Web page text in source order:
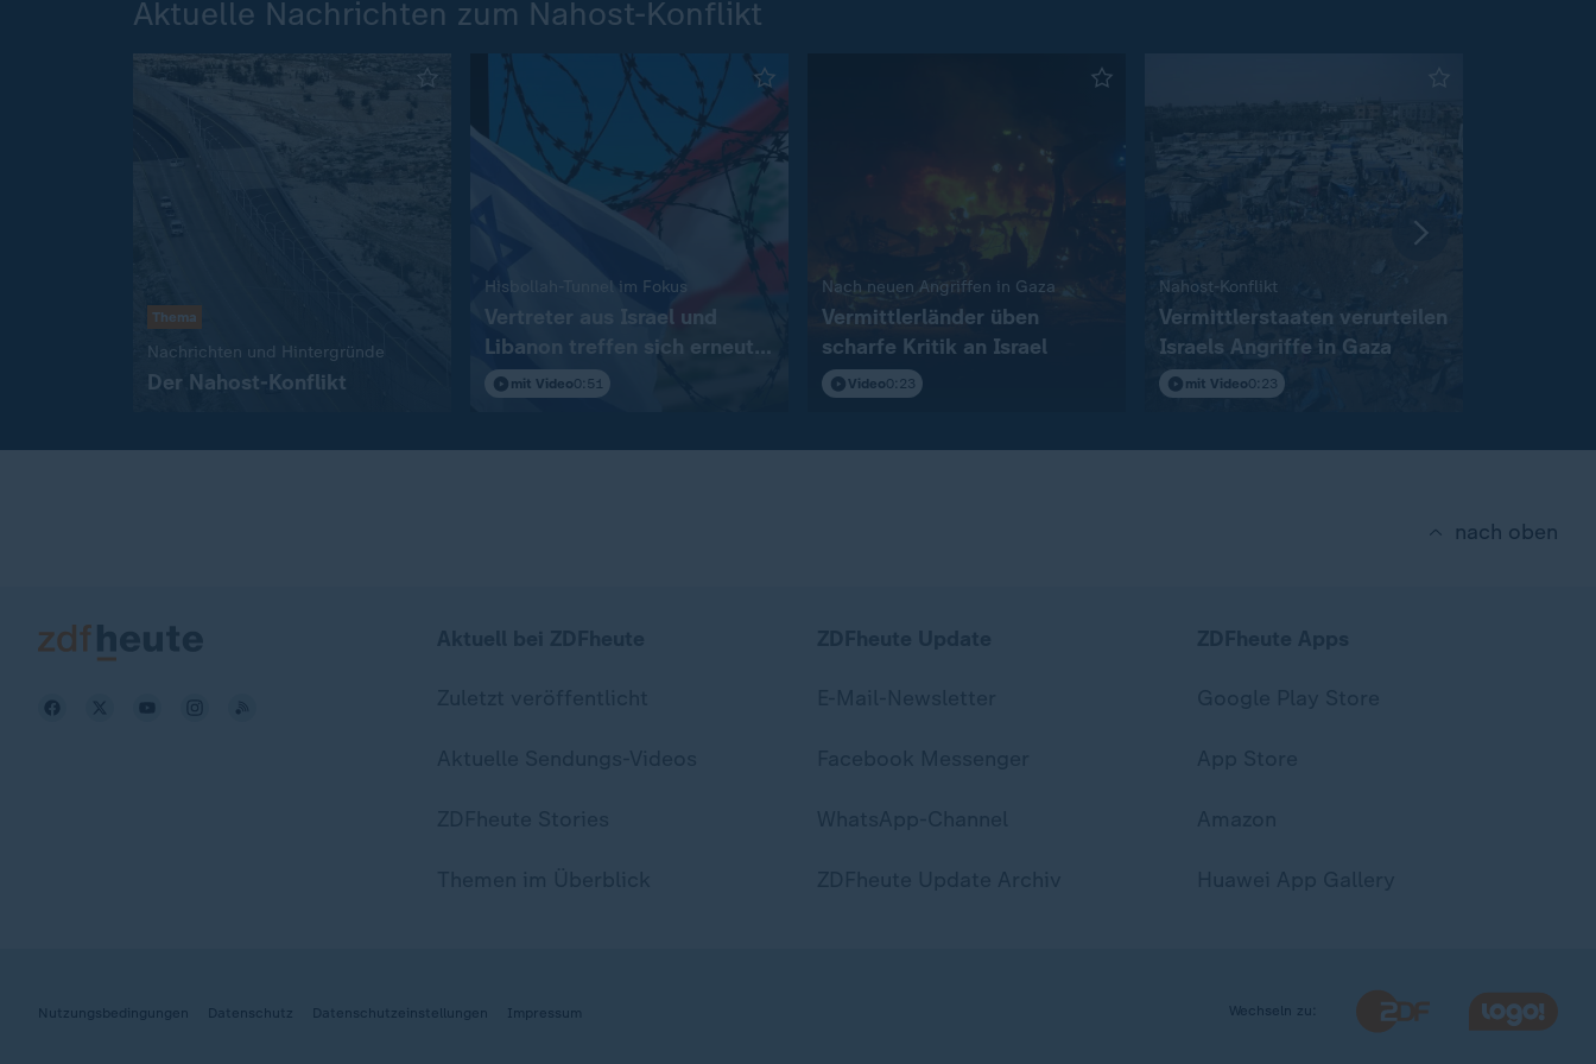
Aktuelle Nachrichten zum Nahost-Konflikt
Thema
Nachrichten und Hintergründe
Der Nahost-Konflikt
Hisbollah-Tunnel im Fokus
Vertreter aus Israel und
Libanon treffen sich erneut
in Rom
mit Video0:51
Nach neuen Angriffen in Gaza
Vermittlerländer üben
scharfe Kritik an Israel
Video0:23
Nahost-Konflikt
Vermittlerstaaten verurteilen
Israels Angriffe in Gaza
mit Video0:23
nach oben
Nutzungsbedingungen Datenschutz Datenschutzeinstellungen Impressum Wechseln zu: